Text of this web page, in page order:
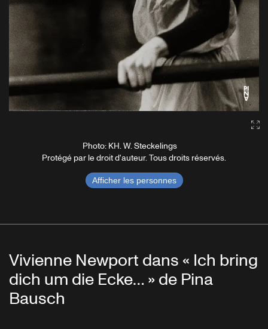
Photo: KH. W. Steckelings
Protégé par le droit d'auteur. Tous droits réservés.
Afficher les personnes
Vivienne Newport dans « Ich bring
dich um die Ecke… » de Pina
Bausch